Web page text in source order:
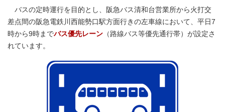
バスの定時運行を目的とし、阪急バス清和台営業所から火打交
差点間の阪急電鉄川西能勢口駅方面行きの左車線において、平日7
時から9時までバス優先レーン （路線バス等優先通行帯）が設定さ
れています。